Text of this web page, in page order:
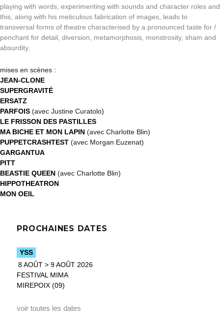
playing with words, experimenting with sounds and character roles and
this, along with his meticulous fabrication of images, leads to
transversal forms of theatre characterised by a pronounced taste for /
penchant for detail, diversion, metamorphosis, monstrosity, sham and
absurdity.
mises en scènes :
JEAN-CLONE
SUPERGRAVITÉ
ERSATZ
PARFOIS (avec Justine Curatolo)
LE FRISSON DES PASTILLES
MA BICHE ET MON LAPIN (avec Charlotte Blin)
PUPPETCRASHTEST (avec Morgan Euzenat)
GARGANTUA
PITT
BEASTIE QUEEN (avec Charlotte Blin)
HIPPOTHEATRON
MON OEIL
PROCHAINES DATES
YSS
8 AOÛT > 9 AOÛT 2026
FESTIVAL MIMA
MIREPOIX (09)
voir toutes les dates